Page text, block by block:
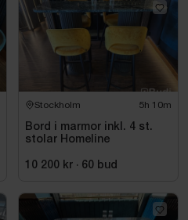
Stockholm 5h 10m
Bord i marmor inkl. 4 st.
stolar Homeline
10 200 kr · 60 bud